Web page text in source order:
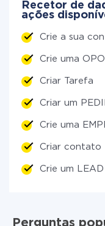
Recetor de
ações
Crie a sua
Crie uma
Criar Tarefa
Criar um
Crie uma
Criar contato
Crie um LEAD
Perguntas